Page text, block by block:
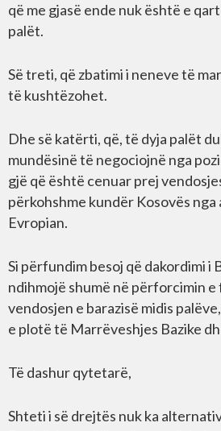
që me gjasë ende nuk është e
palët.
Së treti, që zbatimi i neneve të
të kushtëzohet.
Dhe së katërti, që, të dyja palët
mundësinë të negociojnë nga
gjë që është cenuar prej
përkohshme kundër Kosovës nga
Evropian.
Si përfundim besoj që dakordimi i
ndihmojë shumë në përforcimin
vendosjen e barazisë midis
e plotë të Marrëveshjes Bazike
Të dashur qytetarë,
Shteti i së drejtës nuk ka